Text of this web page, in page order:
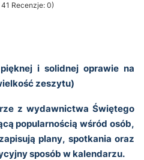
Recenzje: 0)
sekcji Opinie
i solidnej oprawie na
zeszytu)
z wydawnictwa Świętego
popularnością wśród osób,
plany, spotkania oraz
sposób w kalendarzu.